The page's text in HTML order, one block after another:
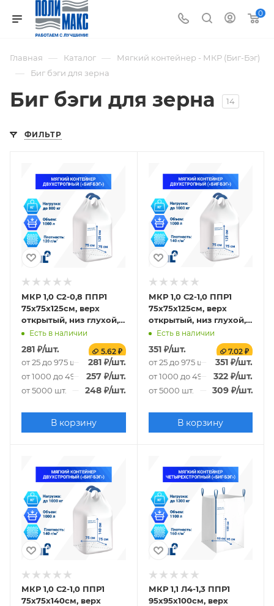
0
Главная — Каталог — Мягкий контейнер - МКР (Биг-Бэг)
— Биг бэги для зерна
Биг бэги для зерна 14
ФИЛЬТР
МКР 1,0 С2-0,8 ППР1
75х75х125см, верх
открытый, низ глухой,
120г/м2
Есть в наличии
281 ₽/шт. 5.62 ₽
от 25 до 975 шт. 281₽/шт.
от 1000 до 4975 шт.
257₽/шт.
от 5000 шт. 248 ₽/шт.
В корзину
МКР 1,0 С2-1,0 ППР1
75х75х125см, верх
открытый, низ глухой,
140г/м2
Есть в наличии
351₽/шт. 7.02 ₽
от 25 до 975 шт. 351 ₽/шт.
от 1000 до 4975 шт.
322 ₽/шт.
от 5000 шт. 309₽/шт.
В корзину
МКР 1,0 С2-1,0 ППР1
75х75х140см, верх
МКР 1,1 Л4-1,3 ППР1
95х95х100см, верх